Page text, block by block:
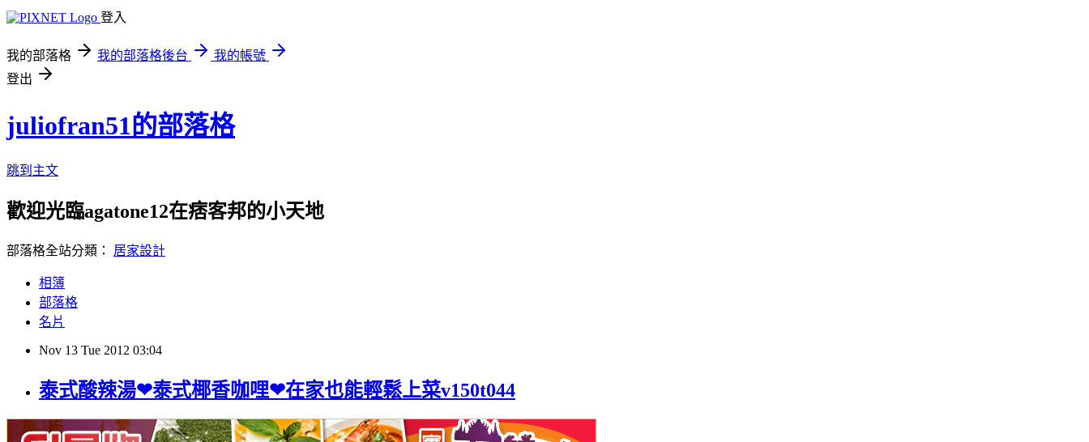
登入
我的部落格 我的部落格後台
我的帳號
登出
juliofran51的部落格
跳到主文
歡迎光臨agatone12在痞客邦的小天地
部落格全站分類： 居家設計
相簿
部落格
名片
Nov 13 Tue 2012 03:04
泰式酸辣湯❤泰式椰香咖哩❤在家也能輕鬆上菜v150t044